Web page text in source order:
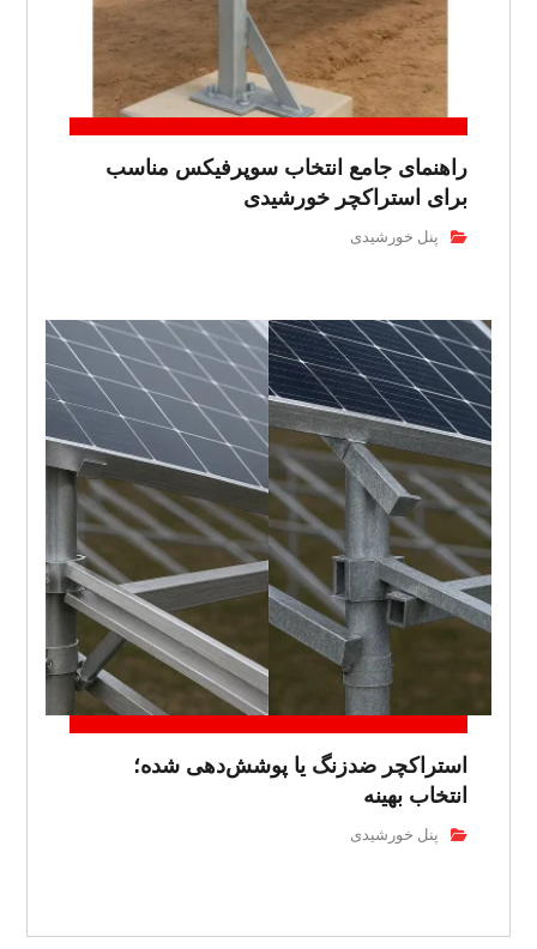
راهنمای جامع انتخاب سوپرفیکس مناسب
برای استراکچر خورشیدی
پنل خورشیدی
استراکچر ضدزنگ یا پوشش‌دهی شده؛
انتخاب بهینه
پنل خورشیدی